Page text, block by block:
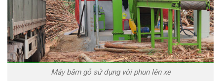
Máy băm gỗ sử dụng vòi phun lên xe